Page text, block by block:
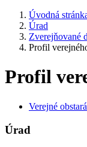
Úvodná
Úrad
Zverejňované
Profil
Profil
Verejné
Úrad